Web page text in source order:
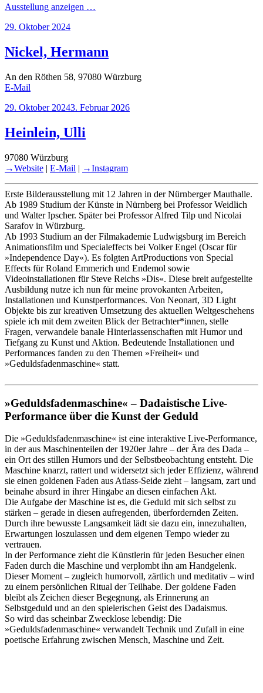
Ausstellung anzeigen …
Veröffentlicht
29. Oktober 2024
Nickel, Hermann
An den Röthen 58, 97080 Würzburg
E-Mail
Veröffentlicht
29. Oktober 20243. Februar 2026
Heinlein, Ulli
97080 Würzburg
→Website | E-Mail | →Instagram
Erste Bilderausstellung mit 12 Jahren in der Nürnberger Mauthalle.
Ab 1989 Studium der Künste in Nürnberg bei Professor Weidlich
und Walter Ipscher. Später bei Professor Alfred Tilp und Nicolai
Sarafov in Würzburg.
Ab 1993 Studium an der Filmakademie Ludwigsburg im Bereich
Animationsfilm und Specialeffects bei Volker Engel (Oscar für
»Independence Day«). Es folgten ArtProductions von Special
Effects für Roland Emmerich und Endemol sowie
Videoinstallationen für Steve Reichs »Dis«. Diese breit aufgestellte
Ausbildung nutze ich nun für meine provokanten Arbeiten,
Installationen und Kunstperformances. Von Neonart, 3D Light
Objekte bis zur kreativen Umsetzung des aktuellen Weltgeschehens
spiele ich mit dem zweiten Blick der Betrachter*innen, stelle
Fragen, verwandele banale Hinterlassenschaften mit Humor und
Tiefgang zu Kunst und Aktion. Bedeutende Installationen und
Performances fanden zu den Themen »Freiheit« und
»Geduldsfadenmaschine« statt.
»Geduldsfadenmaschine« – Dadaistische Live-
Performance über die Kunst der Geduld
Die »Geduldsfadenmaschine« ist eine interaktive Live-Performance,
in der aus Maschinenteilen der 1920er Jahre – der Ära des Dada –
ein Ort des stillen Humors und der Selbstbeobachtung entsteht. Die
Maschine knarzt, rattert und widersetzt sich jeder Effizienz, während
sie einen goldenen Faden aus Atlass-Seide zieht – langsam, zart und
beinahe absurd in ihrer Hingabe an diesen einfachen Akt.
Die Aufgabe der Maschine ist es, die Geduld mit sich selbst zu
stärken – gerade in diesen aufregenden, überfordernden Zeiten.
Durch ihre bewusste Langsamkeit lädt sie dazu ein, innezuhalten,
Erwartungen loszulassen und dem eigenen Tempo wieder zu
vertrauen.
In der Performance zieht die Künstlerin für jeden Besucher einen
Faden durch die Maschine und verplombt ihn am Handgelenk.
Dieser Moment – zugleich humorvoll, zärtlich und meditativ – wird
zu einem persönlichen Ritual der Teilhabe. Der goldene Faden
bleibt als Zeichen dieser Begegnung, als Erinnerung an
Selbstgeduld und an den spielerischen Geist des Dadaismus.
So wird das scheinbar Zwecklose lebendig: Die
»Geduldsfadenmaschine« verwandelt Technik und Zufall in eine
poetische Erfahrung zwischen Mensch, Maschine und Zeit.